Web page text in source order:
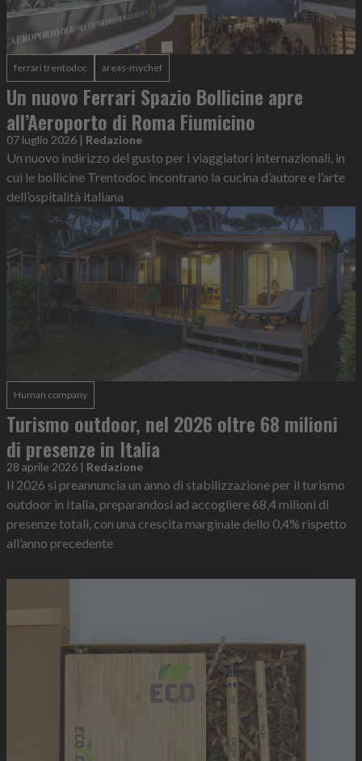
ferrari trentodoc areas-mychef
Un nuovo Ferrari Spazio Bollicine apre
all’Aeroporto di Roma Fiumicino
07 luglio 2026 | Redazione
Un nuovo indirizzo del gusto per i viaggiatori internazionali, in
cui le bollicine Trentodoc incontrano la cucina d’autore e l’arte
dell’ospitalità italiana
Human company
Turismo outdoor, nel 2026 oltre 68 milioni
di presenze in Italia
28 aprile 2026 | Redazione
Il 2026 si preannuncia un anno di stabilizzazione per il turismo
outdoor in Italia, preparandosi ad accogliere 68,4 milioni di
presenze totali, con una crescita marginale dello 0,4% rispetto
all’anno precedente